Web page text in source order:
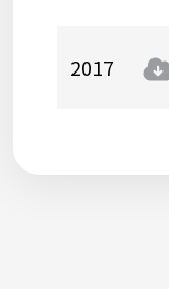
2017